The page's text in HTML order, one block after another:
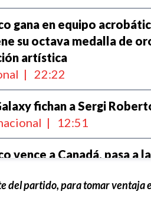
gana en equipo
su octava medalla de
artística
| 22:22
fichan a Sergi
| 12:51
vence a Canadá, pasa a
| 08:45
del partido, para tomar ventaja